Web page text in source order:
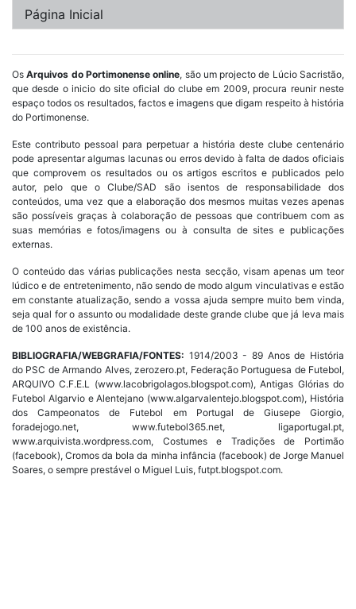
Página Inicial
OsArquivos do Portimonense online, são um projecto de Lúcio Sacristão,
que desde o inicio do site oficial do clube em 2009, procura reunir neste
espaço todos os resultados, factos e imagens que digam respeito à história
do Portimonense.
Este contributo pessoal para perpetuar a história deste clube centenário
pode apresentar algumas lacunas ou erros devido à falta de dados oficiais
que comprovem os resultados ou os artigos escritos e publicados pelo
autor, pelo que o Clube/SAD são isentos de responsabilidade dos
conteúdos, uma vez que a elaboração dos mesmos muitas vezes apenas
são possíveis graças à colaboração de pessoas que contribuem com as
suas memórias e fotos/imagens ou à consulta de sites e publicações
externas.
O conteúdo das várias publicações nesta secção, visam apenas um teor
lúdico e de entretenimento, não sendo de modo algum vinculativas e estão
em constante atualização, sendo a vossa ajuda sempre muito bem vinda,
seja qual for o assunto ou modalidade deste grande clube que já leva mais
de 100 anos de existência.
BIBLIOGRAFIA/WEBGRAFIA/FONTES: 1914/2003 - 89 Anos de História
do PSC de Armando Alves, zerozero.pt, Federação Portuguesa de Futebol,
ARQUIVO C.F.E.L (www.lacobrigolagos.blogspot.com), Antigas Glórias do
Futebol Algarvio e Alentejano (www.algarvalentejo.blogspot.com), História
dos Campeonatos de Futebol em Portugal de Giusepe Giorgio,
foradejogo.net, www.futebol365.net, ligaportugal.pt,
www.arquivista.wordpress.com, Costumes e Tradições de Portimão
(facebook), Cromos da bola da minha infância (facebook) de Jorge Manuel
Soares, o sempre prestável o Miguel Luis, futpt.blogspot.com.